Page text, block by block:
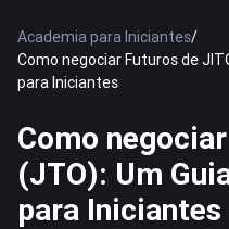
Academia para Iniciantes/
Como negociar Futuros de
para Iniciantes
Como
(JTO): Um
para Iniciantes